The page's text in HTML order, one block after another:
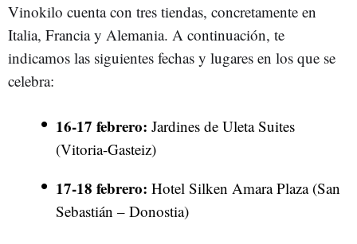
Vinokilo cuenta con tres tiendas, concretamente en
Italia, Francia y Alemania. A continuación, te
indicamos las siguientes fechas y lugares en los que se
celebra:
16-17 febrero: Jardines de Uleta Suites
(Vitoria-Gasteiz)
17-18 febrero: Hotel Silken Amara Plaza (San
Sebastián – Donostia)